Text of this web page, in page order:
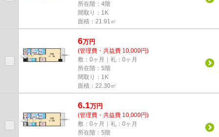
所在階：4階
間取り：1K
面積：21.91㎡
6万円
(管理費・共益費 10,000円)
敷：0ヶ月｜礼：0ヶ月
所在階：5階
間取り：1K
面積：22.30㎡
6.1万円
(管理費・共益費 10,000円)
敷：0ヶ月｜礼：0ヶ月
所在階：5階